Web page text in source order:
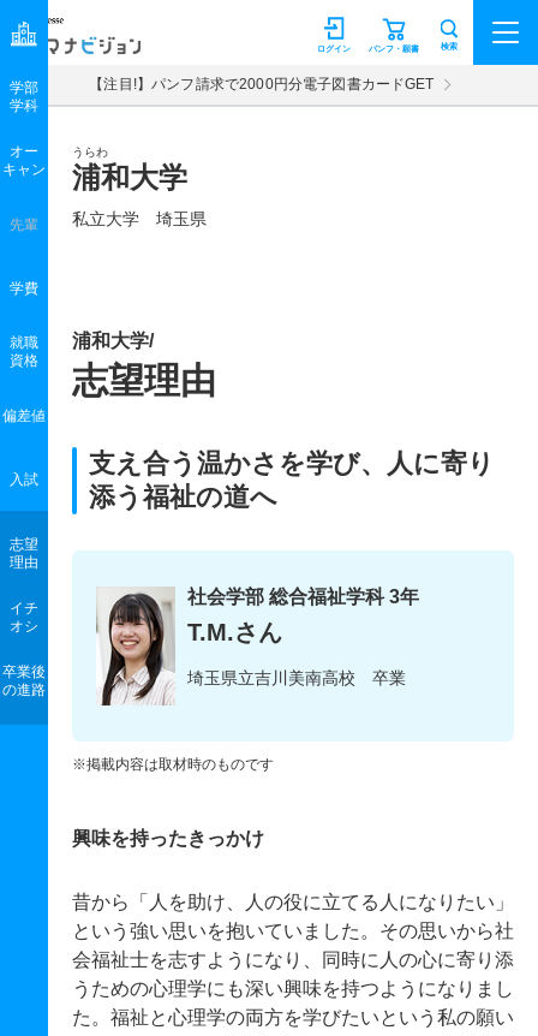
マナビジョン パンフ・願書
ログイン 検索
【注目!】パンフ請求で2000円分電子図書カードGET
うらわ
浦和大学
私立大学 埼玉県
学部
学科
オー
キャン
先輩
学費
就職
資格
偏差値
入試
志望
理由
イチ
オシ
卒業後
の進路
浦和大学/
志望理由
支え合う温かさを学び、人に寄り
添う福祉の道へ
社会学部 総合福祉学科 3年
T.M.さん
埼玉県立吉川美南高校 卒業
※掲載内容は取材時のものです
興味を持ったきっかけ
昔から「人を助け、人の役に立てる人になりたい」
という強い思いを抱いていました。その思いから社
会福祉士を志すようになり、同時に人の心に寄り添
うための心理学にも深い興味を持つようになりまし
た。福祉と心理学の両方を学びたいという私の願い